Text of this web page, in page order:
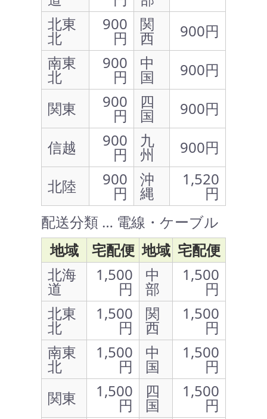
北東
北
900
円
関
西
900円
南東
北
900
円
中
国
900円
関東
900
円
四
国
900円
信越
900
円
九
州
900円
北陸
900
円
沖
縄
1,520
円
配送分類 … 電線・ケーブル
地域
宅配便 地域 宅配便
北海
道
1,500
円
中
部
1,500
円
北東
北
1,500
円
関
西
1,500
円
南東
北
1,500
円
中
国
1,500
円
関東
1,500
円
四
国
1,500
円